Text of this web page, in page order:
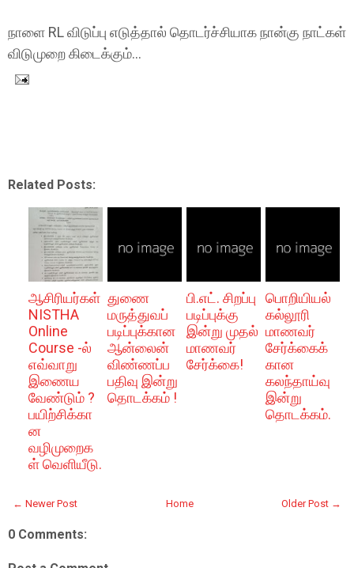
நாளை RL விடுப்பு எடுத்தால் தொடர்ச்சியாக நான்கு நாட்கள்
விடுமுறை கிடைக்கும்...
Related Posts:
ஆசிரியர்கள்
NISTHA
Online
Course -ல்
எவ்வாறு
இணைய
வேண்டும் ?
பயிற்சிக்கா
ன
வழிமுறைக
ள் வெளியீடு.
துணை
மருத்துவப்
படிப்புக்கான
ஆன்லைன்
விண்ணப்ப
பதிவு இன்று
தொடக்கம் !
பி.எட். சிறப்பு
படிப்புக்கு
இன்று முதல்
மாணவர்
சேர்க்கை!
பொறியியல்
கல்லூரி
மாணவர்
சேர்க்கைக்
கான
கலந்தாய்வு
இன்று
தொடக்கம்.
← Newer Post Older Post →
Home
0 Comments: